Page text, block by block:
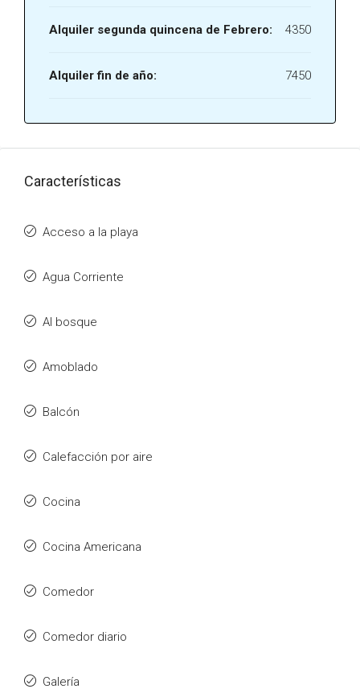
Alquiler segunda quincena de Febrero: 4350
Alquiler fin de año: 7450
Características
Acceso a la playa
Agua Corriente
Al bosque
Amoblado
Balcón
Calefacción por aire
Cocina
Cocina Americana
Comedor
Comedor diario
Galería